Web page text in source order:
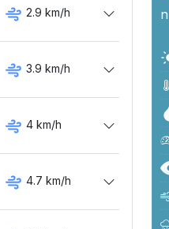
2.9 km/h
3.9 km/h
4 km/h
4.7 km/h